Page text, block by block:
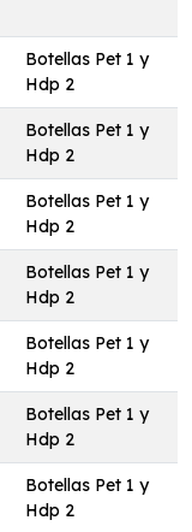
Botellas Pet 1 y
Hdp 2
Botellas Pet 1 y
Hdp 2
Botellas Pet 1 y
Hdp 2
Botellas Pet 1 y
Hdp 2
Botellas Pet 1 y
Hdp 2
Botellas Pet 1 y
Hdp 2
Botellas Pet 1 y
Hdp 2